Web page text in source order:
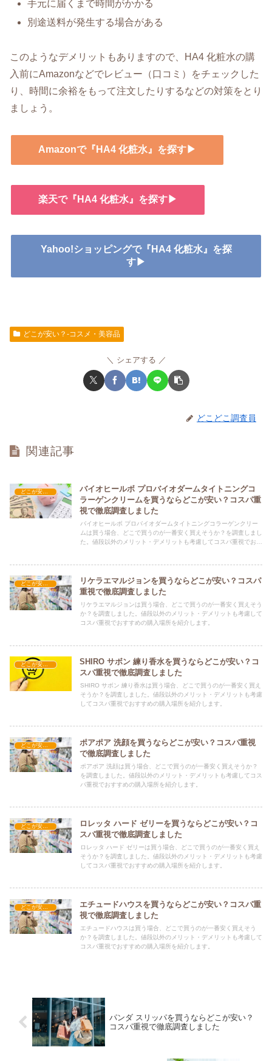
手元に届くまで時間がかかる
別途送料が発生する場合がある
このようなデメリットもありますので、HA4 化粧水の購
入前にAmazonなどでレビュー（口コミ）をチェックした
り、時間に余裕をもって注文したりするなどの対策をとり
ましょう。
Amazonで『HA4 化粧水』を探す▶
楽天で『HA4 化粧水』を探す▶
Yahoo!ショッピングで『HA4 化粧水』を探
す▶
どこが安い？-コスメ・美容品
シェアする
どこどこ調査員
関連記事
どこが安い？-コスメ・美容品
バイオヒールボ プロバイオダームタイトニングコ
ラーゲンクリームを買うならどこが安い？コスパ重
視で徹底調査しました
バイオヒールボ プロバイオダームタイトニングコラーゲンクリー
ムは買う場合、どこで買うのが一番安く買えそうか？を調査しまし
た。値段以外のメリット・デメリットも考慮してコスパ重視でおす
どこが安い？-コスメ・美容品
リケラエマルジョンを買うならどこが安い？コスパ
重視で徹底調査しました
リケラエマルジョンは買う場合、どこで買うのが一番安く買えそう
か？を調査しました。値段以外のメリット・デメリットも考慮して
コスパ重視でおすすめの購入場所を紹介します。
どこが安い？-コスメ・美容品
SHIRO サボン 練り香水を買うならどこが安い？コ
スパ重視で徹底調査しました
SHIRO サボン 練り香水は買う場合、どこで買うのが一番安く買え
そうか？を調査しました。値段以外のメリット・デメリットも考慮
してコスパ重視でおすすめの購入場所を紹介します。
どこが安い？-コスメ・美容品
ポアポア 洗顔を買うならどこが安い？コスパ重視
で徹底調査しました
ポアポア 洗顔は買う場合、どこで買うのが一番安く買えそうか？
を調査しました。値段以外のメリット・デメリットも考慮してコス
パ重視でおすすめの購入場所を紹介します。
どこが安い？-コスメ・美容品
ロレッタ ハード ゼリーを買うならどこが安い？コ
スパ重視で徹底調査しました
ロレッタ ハード ゼリーは買う場合、どこで買うのが一番安く買え
そうか？を調査しました。値段以外のメリット・デメリットも考慮
してコスパ重視でおすすめの購入場所を紹介します。
どこが安い？-コスメ・美容品
エチュードハウスを買うならどこが安い？コスパ重
視で徹底調査しました
エチュードハウスは買う場合、どこで買うのが一番安く買えそう
か？を調査しました。値段以外のメリット・デメリットも考慮して
コスパ重視でおすすめの購入場所を紹介します。
パンダ スリッパを買うならどこが安い？
コスパ重視で徹底調査しました